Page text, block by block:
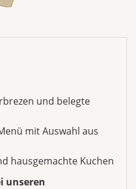
und belegte
mit Auswahl aus
hausgemachte Kuchen
unseren